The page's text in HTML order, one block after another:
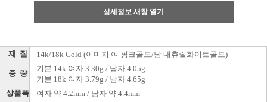
상세정보 새창 열기
재 질 14k/18k Gold (이미지 여 핑크골드/남 내츄럴화이트골드)
중 량
기본 14k 여자 3.30g / 남자 4.05g
기본 18k 여자 3.79g / 남자 4.65g
상품폭 여자 약 4.2mm / 남자 약 4.4mm